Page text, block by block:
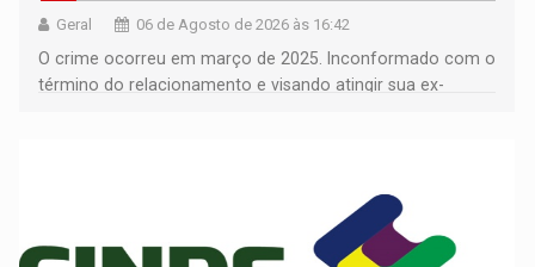
Geral 06 de Agosto de 2026 às 16:42
O crime ocorreu em março de 2025. Inconformado com o
término do relacionamento e visando atingir sua ex-